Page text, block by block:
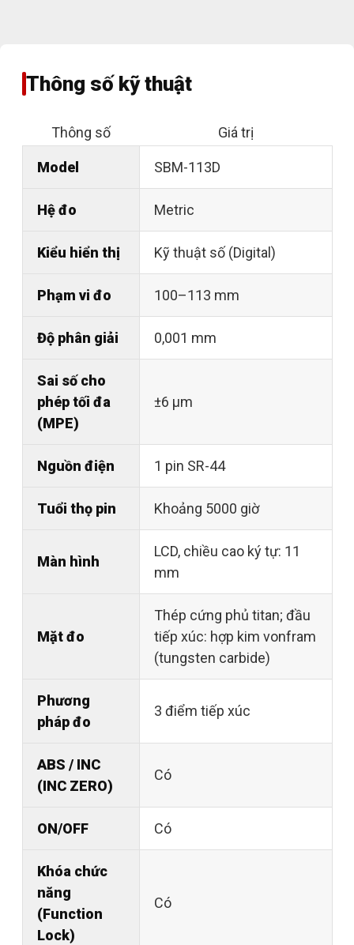
Thông số kỹ thuật
Thông số Giá trị
Model SBM-113D
Hệ đo Metric
Kiểu hiển thị Kỹ thuật số (Digital)
Phạm vi đo 100–113 mm
Độ phân giải 0,001 mm
Sai số cho
phép tối đa
(MPE)
±6 µm
Nguồn điện 1 pin SR-44
Tuổi thọ pin Khoảng 5000 giờ
Màn hình
LCD, chiều cao ký tự: 11
mm
Mặt đo
Thép cứng phủ titan; đầu
tiếp xúc: hợp kim vonfram
(tungsten carbide)
Phương
pháp đo
3 điểm tiếp xúc
ABS / INC
(INC ZERO)
Có
ON/OFF Có
Khóa chức
năng
(Function
Lock)
Có